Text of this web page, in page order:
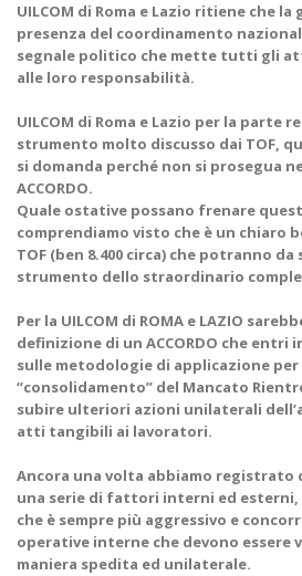
UILCOM di Roma e Lazio ritiene che
presenza del coordinamento
segnale politico che mette tutti gli
alle loro responsabilità.
UILCOM di Roma e Lazio per la parte
strumento molto discusso dai TOF,
si domanda perché non si prosegua
ACCORDO.
Quale ostative possano frenare
comprendiamo visto che è un chiaro
TOF (ben 8.400 circa) che potranno
strumento dello straordinario
Per la UILCOM di ROMA e LAZIO
definizione di un ACCORDO che entri
sulle metodologie di applicazione
“consolidamento” del Mancato
subire ulteriori azioni unilaterali
atti tangibili ai lavoratori.
Ancora una volta abbiamo registrato
una serie di fattori interni ed esterni,
che è sempre più aggressivo e
operative interne che devono essere
maniera spedita ed unilaterale.